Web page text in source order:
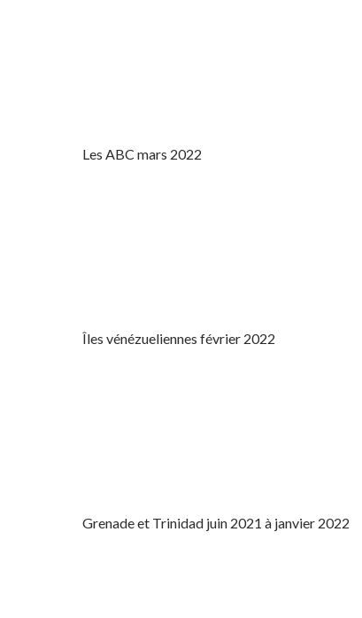
Les ABC mars 2022
Îles vénézueliennes février 2022
Grenade et Trinidad juin 2021 à janvier 2022